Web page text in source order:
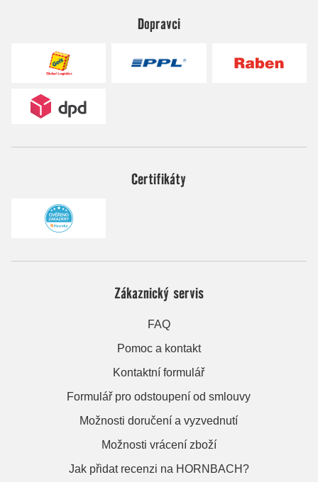
Dopravci
Certifikáty
Zákaznický servis
FAQ
Pomoc a kontakt
Kontaktní formulář
Formulář pro odstoupení od smlouvy
Možnosti doručení a vyzvednutí
Možnosti vrácení zboží
Jak přidat recenzi na HORNBACH?